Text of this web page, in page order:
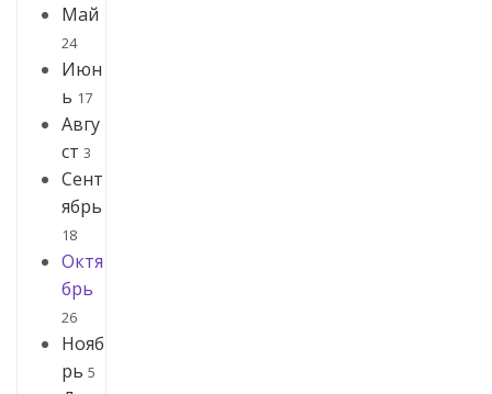
Май
24
Июн
ь 17
Авгу
ст 3
Сент
ябрь
18
Октя
брь
26
Нояб
рь 5